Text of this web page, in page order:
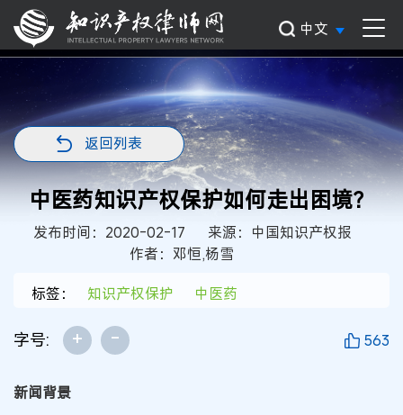
中文
返回列表
中医药知识产权保护如何走出困境？
发布时间：2020-02-17
来源：中国知识产权报
作者：邓恒,杨雪
标签：
知识产权保护 中医药
字号: + - 563
新闻背景